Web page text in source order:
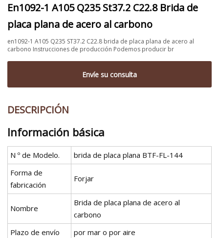
En1092-1 A105 Q235 St37.2 C22.8 Brida de
placa plana de acero al carbono
en1092-1 A105 Q235 ST37.2 C22.8 brida de placa plana de acero al
carbono Instrucciones de producción Podemos producir br
Envíe su consulta
DESCRIPCIÓN
Información básica
N º de Modelo.
brida de placa plana BTF-FL-144
Forma de
fabricación
Forjar
Nombre
Brida de placa plana de acero al
carbono
Plazo de envío
por mar o por aire